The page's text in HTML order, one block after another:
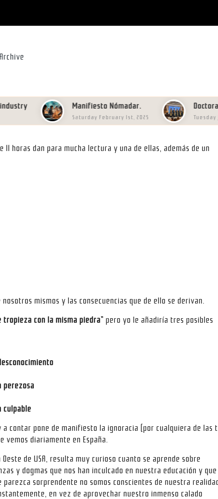
Archive
Manifiesto Nómadar.
Saturday February 1st, 2025
Doctorate:
Tuesday January
horas dan para mucha lectura y una de ellas, además de un
mismos y las consecuencias que de ello se derivan.
tropieza con la misma piedra” pero yo le añadiría tres posibles
perezosa
culpable
contar pone de manifiesto la ignoracia (por cualquiera de las
vemos diariamente en España.
de USA, resulta muy curioso cuanto se aprende sobre
y dogmas que nos han inculcado en nuestra educación y que
sorprendente no somos conscientes de nuestra
en vez de aprovechar nuestro inmenso calado